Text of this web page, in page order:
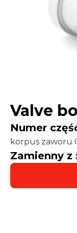
Valve
Numer
korpus zaworu
Zamienny z